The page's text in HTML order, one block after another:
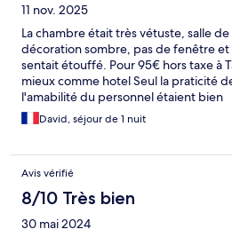
11 nov. 2025
La chambre était très vétuste, salle
décoration sombre, pas de fenêtre
sentait étouffé. Pour 95€ hors taxe à
mieux comme hotel Seul la praticité
l'amabilité du personnel étaient bien
David, séjour de 1 nuit
Avis vérifié
8/10 Très bien
30 mai 2024